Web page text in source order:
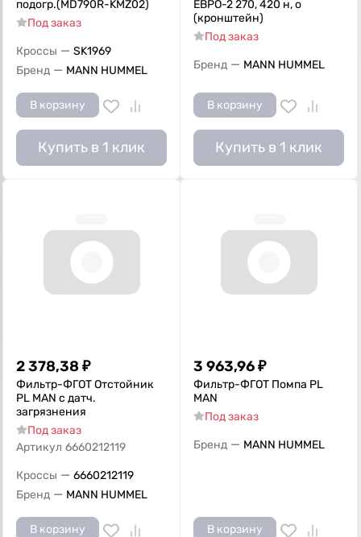
подогр.(MD790R-KMZ02)
Под заказ
Кроссы — SK1969
Бренд — MANN HUMMEL
В корзину
Купить в 1 клик
ЕВРО-2 270, 420 н, о
(кронштейн)
Под заказ
Бренд — MANN HUMMEL
В корзину
Купить в 1 клик
2 378,38 ₽
Фильтр-ФГОТ Отстойник
РL MAN с датч.
загрязнения
Под заказ
Артикул 6660212119
Кроссы — 6660212119
Бренд — MANN HUMMEL
В корзину
3 963,96₽
Фильтр-ФГОТ Помпа РL
MAN
Под заказ
Бренд — MANN HUMMEL
В корзину